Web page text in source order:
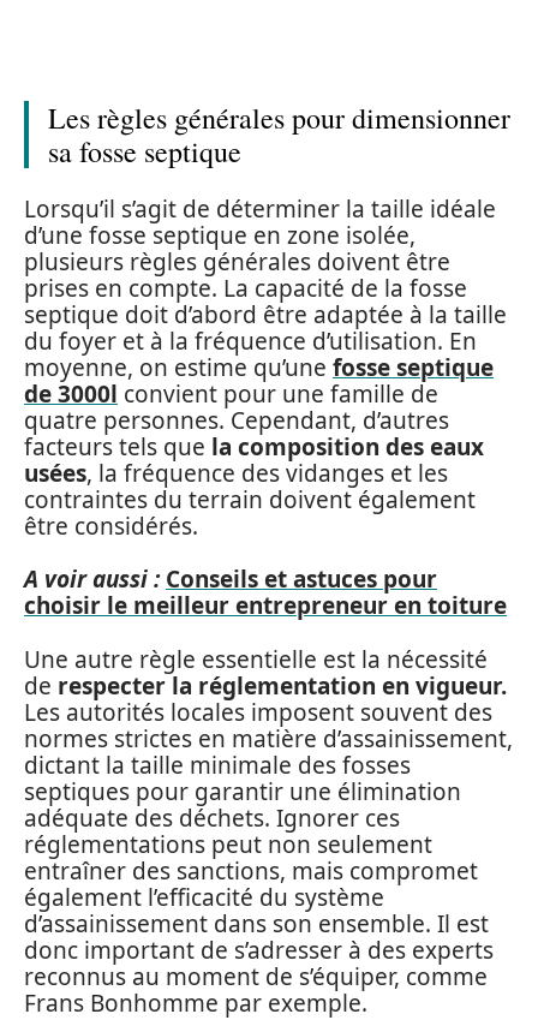
Les règles générales pour dimensionner
sa fosse septique
Lorsqu’il s’agit de déterminer la taille idéale
d’une fosse septique en zone isolée,
plusieurs règles générales doivent être
prises en compte. La capacité de la fosse
septique doit d’abord être adaptée à la taille
du foyer et à la fréquence d’utilisation. En
moyenne, on estime qu’une fosse septique
de 3000l convient pour une famille de
quatre personnes. Cependant, d’autres
facteurs tels que la composition des eaux
usées, la fréquence des vidanges et les
contraintes du terrain doivent également
être considérés.
A voir aussi : Conseils et astuces pour
choisir le meilleur entrepreneur en toiture
Une autre règle essentielle est la nécessité
de respecter la réglementation en vigueur.
Les autorités locales imposent souvent des
normes strictes en matière d’assainissement,
dictant la taille minimale des fosses
septiques pour garantir une élimination
adéquate des déchets. Ignorer ces
réglementations peut non seulement
entraîner des sanctions, mais compromet
également l’efficacité du système
d’assainissement dans son ensemble. Il est
donc important de s’adresser à des experts
reconnus au moment de s’équiper, comme
Frans Bonhomme par exemple.